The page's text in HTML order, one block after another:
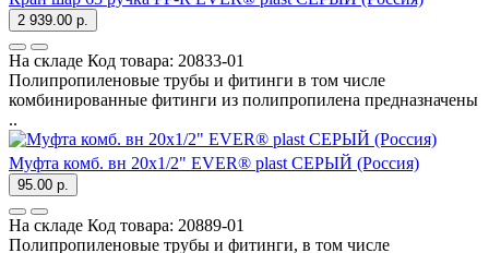
2 939.00 р.
На складе Код товара: 20833-01
Полипропиленовые трубы и фитинги в том числе
комбинированные фитинги из полипропилена предназначены
..
Муфта комб. вн 20х1/2" EVER® plast СЕРЫЙ (Россия)
95.00 р.
На складе Код товара: 20889-01
Полипропиленовые трубы и фитинги, в том числе